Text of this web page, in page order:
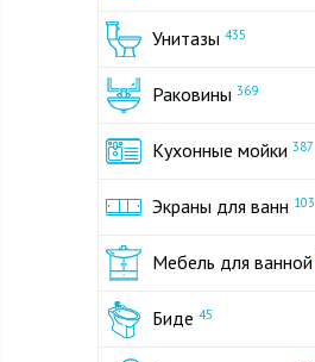
Унитазы 435
Раковины 369
Кухонные мойки 387
Экраны для ванн 103
Мебель для ванной
Биде 45